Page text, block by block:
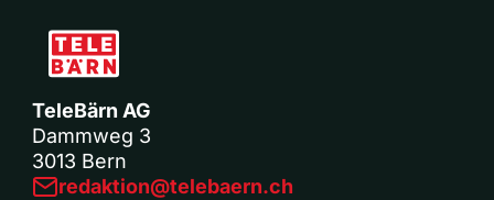
TeleBärn AG
Dammweg 3
3013 Bern
redaktion@telebaern.ch